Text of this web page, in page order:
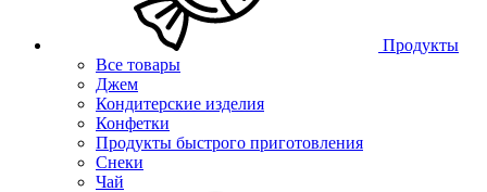
Продукты
Все товары
Джем
Кондитерские изделия
Конфетки
Продукты быстрого приготовления
Снеки
Чай